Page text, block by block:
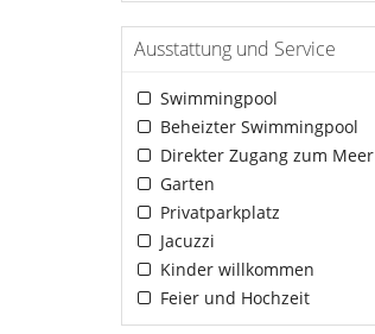
Ausstattung und Service
Swimmingpool
Beheizter Swimmingpool
Direkter Zugang zum Meer
Garten
Privatparkplatz
Jacuzzi
Kinder willkommen
Feier und Hochzeit